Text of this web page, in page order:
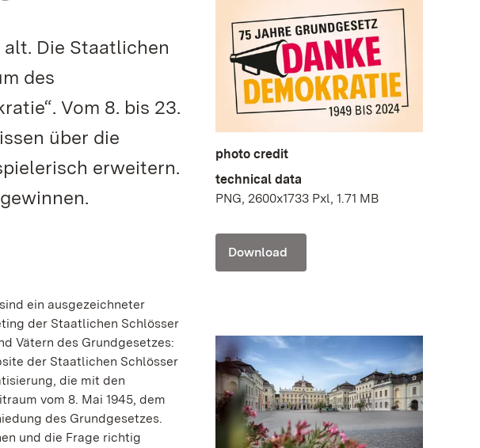
Die Staatlichen
des
Vom 8. bis 23.
über die
erweitern.
ein ausgezeichneter
der Staatlichen Schlösser
Vätern des Grundgesetzes:
der Staatlichen Schlösser
die mit den
vom 8. Mai 1945, dem
des Grundgesetzes.
und die Frage richtig
photo credit
technical data
PNG, 2600x1733 Pxl, 1.71 MB
Download